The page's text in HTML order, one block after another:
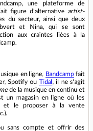
une plateforme de
figure d'alternative artist-
du secteur, ainsi que deux
et Nina, qui se sont
aux craintes liées à la
en ligne, Bandcampfait
Spotify ou Tidal , il ne s'agit
de la musique en continu et
un magasin en ligne où les
et le proposer à la vente
sans compte et offrir des